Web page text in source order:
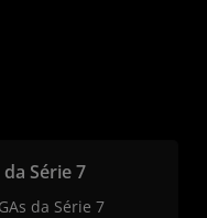
Série 7
da Série 7